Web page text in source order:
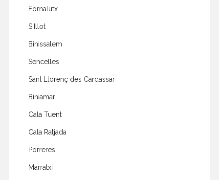
Fornalutx
S'Illot
Binissalem
Sencelles
Sant Llorenç des Cardassar
Biniamar
Cala Tuent
Cala Ratjada
Porreres
Marratxi